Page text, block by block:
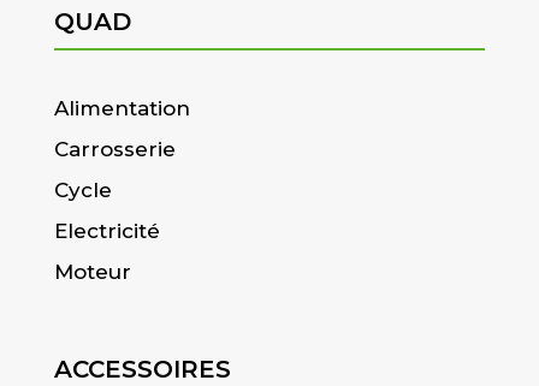
QUAD
Alimentation
Carrosserie
Cycle
Electricité
Moteur
ACCESSOIRES